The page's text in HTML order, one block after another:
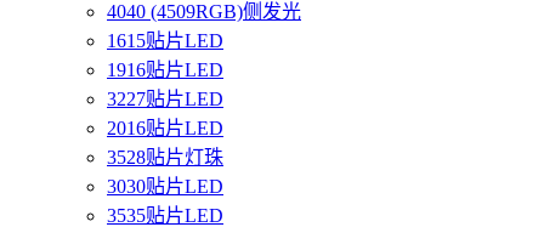
4040 (4509RGB)侧发光
1615贴片LED
1916贴片LED
3227贴片LED
2016贴片LED
3528贴片灯珠
3030贴片LED
3535贴片LED